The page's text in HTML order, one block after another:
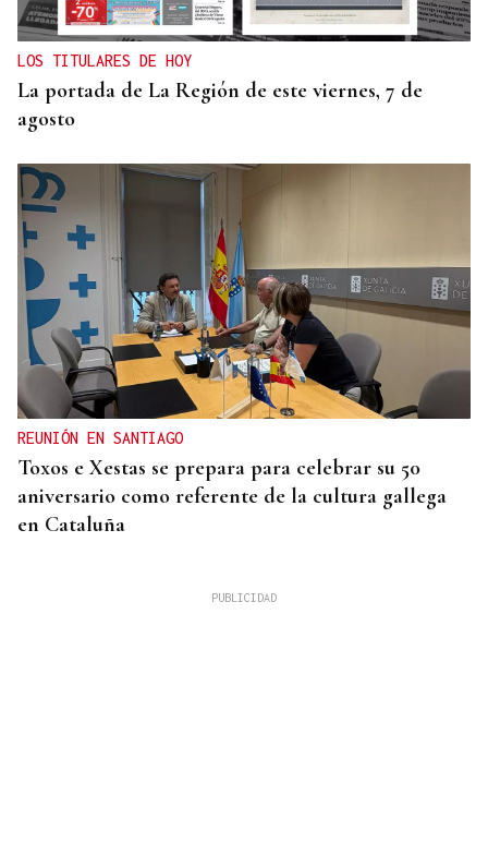
LOS TITULARES DE HOY
La portada de La Región de este viernes, 7 de
agosto
REUNIÓN EN SANTIAGO
Toxos e Xestas se prepara para celebrar su 50
aniversario como referente de la cultura gallega
en Cataluña